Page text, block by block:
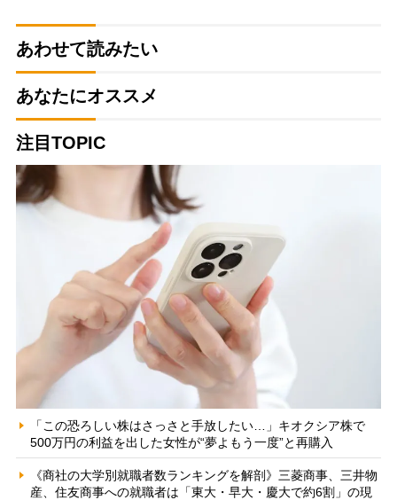
あわせて読みたい
あなたにオススメ
注目TOPIC
「この恐ろしい株はさっさと手放したい…」キオクシア株で
500万円の利益を出した女性が“夢よもう一度”と再購入
《商社の大学別就職者数ランキングを解剖》三菱商事、三井物
産、住友商事への就職者は「東大・早大・慶大で約6割」の現